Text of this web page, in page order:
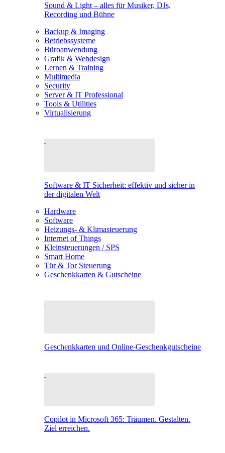
Sound & Light – alles für Musiker, DJs,
Recording und Bühne
Backup & Imaging
Betriebssysteme
Büroanwendung
Grafik & Webdesign
Lernen & Training
Multimedia
Security
Server & IT Professional
Tools & Utilities
Virtualisierung
Software & IT Sicherheit: effektiv und sicher in
der digitalen Welt
Hardware
Software
Heizungs- & Klimasteuerung
Internet of Things
Kleinsteuerungen / SPS
Smart Home
Tür & Tor Steuerung
Geschenkkarten & Gutscheine
Geschenkkarten und Online-Geschenkgutscheine
Copilot in Microsoft 365: Träumen. Gestalten.
Ziel erreichen.